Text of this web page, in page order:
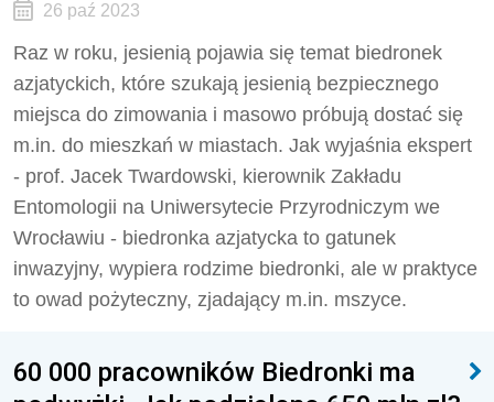
26 paź 2023
Raz w roku, jesienią pojawia się temat biedronek
azjatyckich, które szukają jesienią bezpiecznego
miejsca do zimowania i masowo próbują dostać się
m.in. do mieszkań w miastach. Jak wyjaśnia ekspert
- prof. Jacek Twardowski, kierownik Zakładu
Entomologii na Uniwersytecie Przyrodniczym we
Wrocławiu - biedronka azjatycka to gatunek
inwazyjny, wypiera rodzime biedronki, ale w praktyce
to owad pożyteczny, zjadający m.in. mszyce.
60 000 pracowników Biedronki ma